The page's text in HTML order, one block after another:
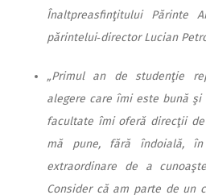
Înaltpreasfinţitului Părinte
părintelui‑director Lucian
„Primul an de studenţie
alegere care îmi este bună
facultate îmi oferă direcţii
mă pune, fără îndoială,
extraordinare de a
Consider că am parte de un